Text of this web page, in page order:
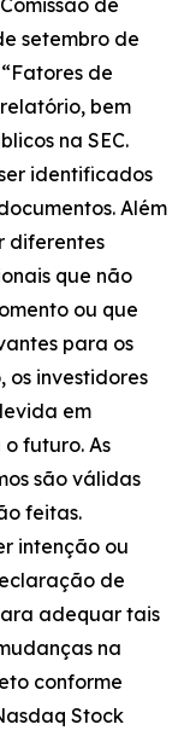
de
setembro de
de
bem
na SEC.
identificados
Além
diferentes
que não
ou que
para os
os investidores
em
futuro. As
são válidas
feitas.
intenção ou
de
adequar tais
na
conforme
Stock